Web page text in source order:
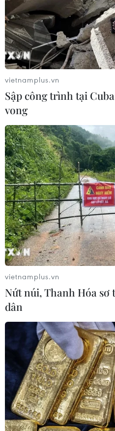
TIN CÙNG CHUYÊN
vietnamplus.vn
Sập công trình tại
vong
vietnamplus.vn
Nứt núi, Thanh Hóa sơ
dân